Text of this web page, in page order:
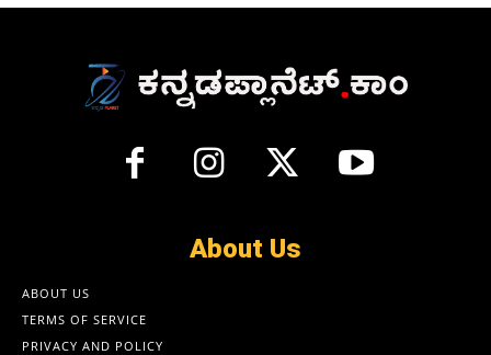
About Us
ABOUT US
TERMS OF SERVICE
PRIVACY AND POLICY